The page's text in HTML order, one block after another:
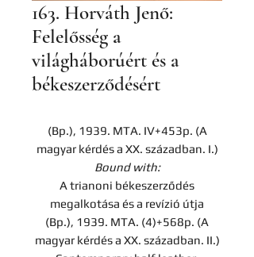
163. Horváth Jenő:
Felelősség a
világháborúért és a
békeszerződésért
(Bp.), 1939. MTA. IV+453p. (A
magyar kérdés a XX. században. I.)
Bound with:
A trianoni békeszerződés
megalkotása és a revízió útja
(Bp.), 1939. MTA. (4)+568p. (A
magyar kérdés a XX. században. II.)